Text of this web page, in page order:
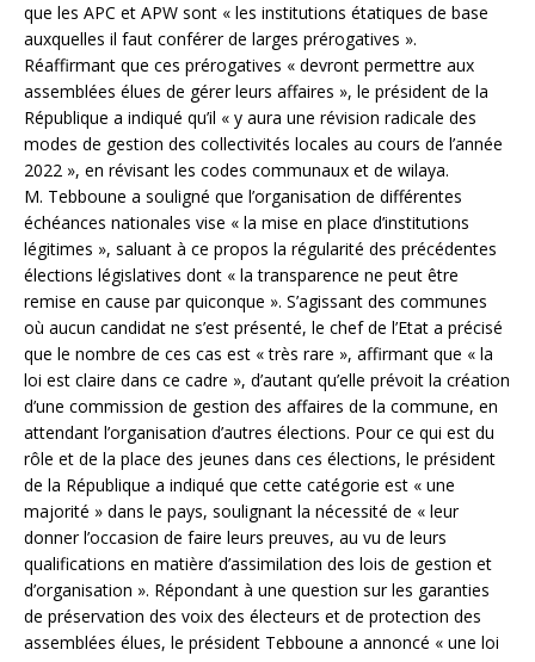
que les APC et APW sont « les institutions étatiques de base
auxquelles il faut conférer de larges prérogatives ».
Réaffirmant que ces prérogatives « devront permettre aux
assemblées élues de gérer leurs affaires », le président de la
République a indiqué qu’il « y aura une révision radicale des
modes de gestion des collectivités locales au cours de l’année
2022 », en révisant les codes communaux et de wilaya.
M. Tebboune a souligné que l’organisation de différentes
échéances nationales vise « la mise en place d’institutions
légitimes », saluant à ce propos la régularité des précédentes
élections législatives dont « la transparence ne peut être
remise en cause par quiconque ». S’agissant des communes
où aucun candidat ne s’est présenté, le chef de l’Etat a précisé
que le nombre de ces cas est « très rare », affirmant que « la
loi est claire dans ce cadre », d’autant qu’elle prévoit la création
d’une commission de gestion des affaires de la commune, en
attendant l’organisation d’autres élections. Pour ce qui est du
rôle et de la place des jeunes dans ces élections, le président
de la République a indiqué que cette catégorie est « une
majorité » dans le pays, soulignant la nécessité de « leur
donner l’occasion de faire leurs preuves, au vu de leurs
qualifications en matière d’assimilation des lois de gestion et
d’organisation ». Répondant à une question sur les garanties
de préservation des voix des électeurs et de protection des
assemblées élues, le président Tebboune a annoncé « une loi